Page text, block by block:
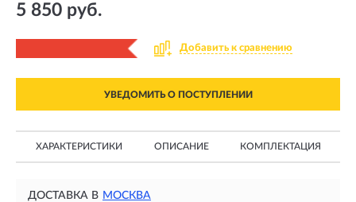
5 850 руб.
Добавить к сравнению
УВЕДОМИТЬ О ПОСТУПЛЕНИИ
ХАРАКТЕРИСТИКИ ОПИСАНИЕ КОМПЛЕКТАЦИЯ
ДОСТАВКА В МОСКВА